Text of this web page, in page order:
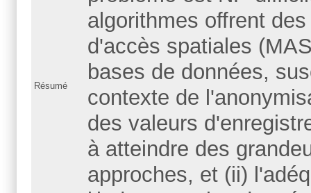
Résumé
algorithmes offrent
d'accès spatiales
bases de données,
contexte de
des valeurs
à atteindre des
approches, et (ii)